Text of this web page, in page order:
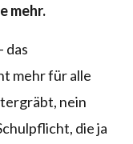
mehr.
das
mehr für alle
nein
die ja